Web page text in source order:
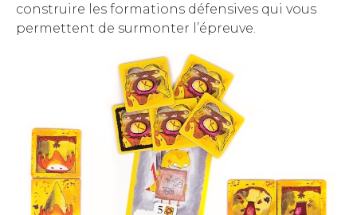
construire les formations défensives qui vous
permettent de surmonter l’épreuve.